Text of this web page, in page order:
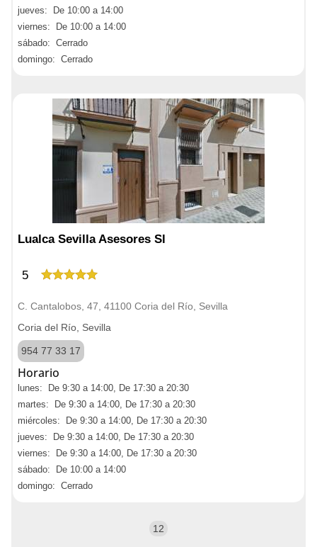
jueves: De 10:00 a 14:00
viernes: De 10:00 a 14:00
sábado: Cerrado
domingo: Cerrado
Lualca Sevilla Asesores Sl
5
C. Cantalobos, 47, 41100 Coria del Río, Sevilla
Coria del Río, Sevilla
954 77 33 17
Horario
lunes: De 9:30 a 14:00, De 17:30 a 20:30
martes: De 9:30 a 14:00, De 17:30 a 20:30
miércoles: De 9:30 a 14:00, De 17:30 a 20:30
jueves: De 9:30 a 14:00, De 17:30 a 20:30
viernes: De 9:30 a 14:00, De 17:30 a 20:30
sábado: De 10:00 a 14:00
domingo: Cerrado
12